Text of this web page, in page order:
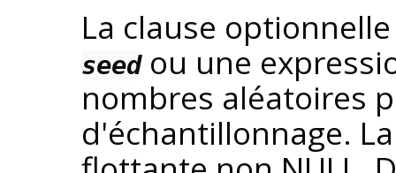
La clause
seedou une
nombres aléatoires
d'échantillonnage.